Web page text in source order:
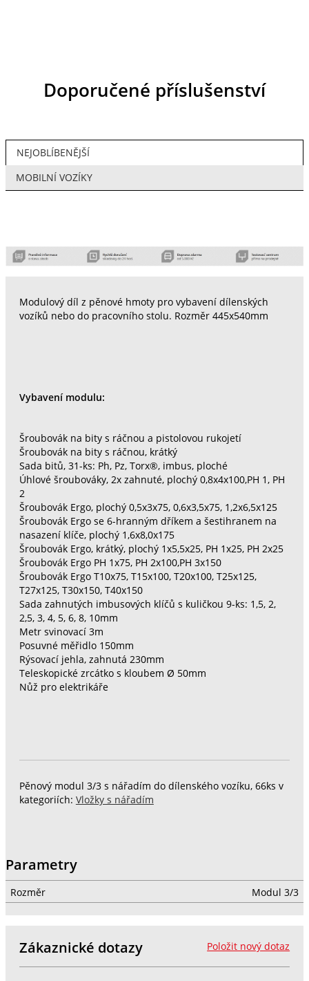
Doporučené příslušenství
NEJOBLÍBENĚJŠÍ
MOBILNÍ VOZÍKY
Modulový díl z pěnové hmoty pro vybavení dílenských
vozíků nebo do pracovního stolu. Rozměr 445x540mm
Vybavení modulu:
Šroubovák na bity s ráčnou a pistolovou rukojetí
Šroubovák na bity s ráčnou, krátký
Sada bitů, 31-ks: Ph, Pz, Torx®, imbus, ploché
Úhlové šroubováky, 2x zahnuté, plochý 0,8x4x100,PH 1, PH
2
Šroubovák Ergo, plochý 0,5x3x75, 0,6x3,5x75, 1,2x6,5x125
Šroubovák Ergo se 6-hranným dříkem a šestihranem na
nasazení klíče, plochý 1,6x8,0x175
Šroubovák Ergo, krátký, plochý 1x5,5x25, PH 1x25, PH 2x25
Šroubovák Ergo PH 1x75, PH 2x100,PH 3x150
Šroubovák Ergo T10x75, T15x100, T20x100, T25x125,
T27x125, T30x150, T40x150
Sada zahnutých imbusových klíčů s kuličkou 9-ks: 1,5, 2,
2,5, 3, 4, 5, 6, 8, 10mm
Metr svinovací 3m
Posuvné měřidlo 150mm
Rýsovací jehla, zahnutá 230mm
Teleskopické zrcátko s kloubem Ø 50mm
Nůž pro elektrikáře
Pěnový modul 3/3 s nářadím do dílenského vozíku, 66ks v
kategoriích: Vložky s nářadím
Parametry
Rozměr Modul 3/3
Položit nový dotaz
Zákaznické dotazy